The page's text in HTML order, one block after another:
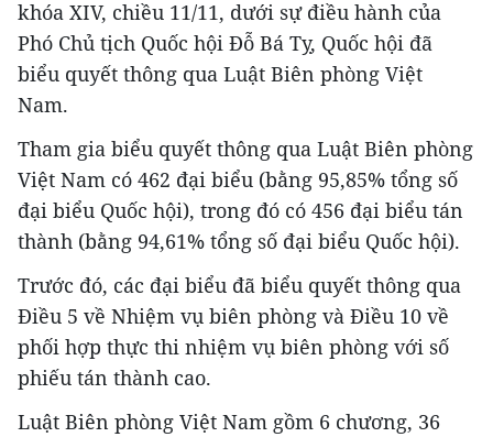
khóa XIV, chiều 11/11, dưới sự điều hành của
Phó Chủ tịch Quốc hội Đỗ Bá Tỵ, Quốc hội đã
biểu quyết thông qua Luật Biên phòng Việt
Nam.
Tham gia biểu quyết thông qua Luật Biên phòng
Việt Nam có 462 đại biểu (bằng 95,85% tổng số
đại biểu Quốc hội), trong đó có 456 đại biểu tán
thành (bằng 94,61% tổng số đại biểu Quốc hội).
Trước đó, các đại biểu đã biểu quyết thông qua
Điều 5 về Nhiệm vụ biên phòng và Điều 10 về
phối hợp thực thi nhiệm vụ biên phòng với số
phiếu tán thành cao.
Luật Biên phòng Việt Nam gồm 6 chương, 36